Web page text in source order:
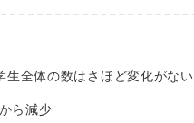
全体の数はさほど変化がない
ら減少